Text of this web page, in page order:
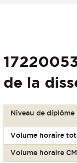
de la
Niveau de diplôme
Volume horaire
Volume horaire CM